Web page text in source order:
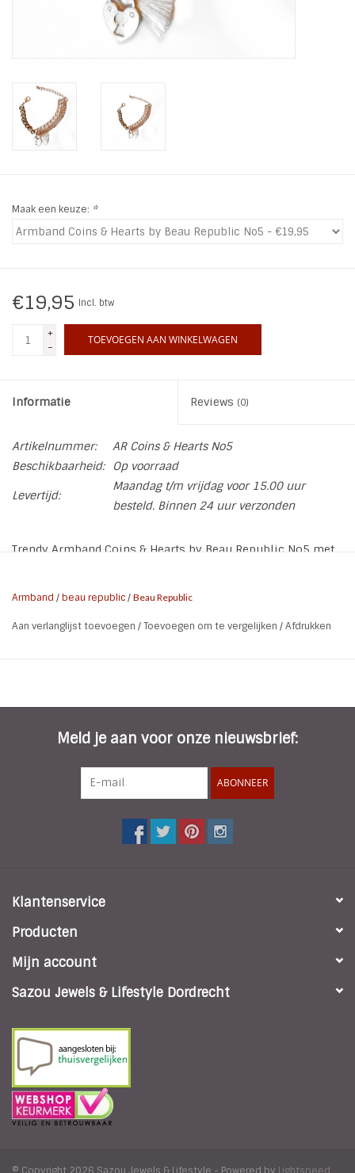
LIFESTYLE PRODUCTEN
INSPIRATIE
Blog
Maak een keuze: *
€19,95 Incl. btw
+
-
TOEVOEGEN AAN WINKELWAGEN
Informatie Reviews (0)
Artikelnummer:
AR Coins & Hearts No5
Beschikbaarheid:
Op voorraad
Levertijd:
Maandag t/m vrijdag voor 15.00 uur
besteld. Binnen 24 uur verzonden
Trendy Armband Coins & Hearts by Beau Republic No5 met
* Brand: Coins & Hearts by Beau Republic
* Kleur: Goud | Rose | Mat Rose
Armband /beau republic/ Beau Republic
Aan verlanglijst toevoegen /Toevoegen om te vergelijken /Afdrukken
Meld je aan voor onze nieuwsbrief:
ABONNEER
Klantenservice
Producten
Mijn account
Sazou Jewels & Lifestyle Dordrecht